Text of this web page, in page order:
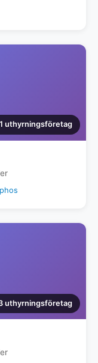
uthyrningsföretag
uthyrningsföretag